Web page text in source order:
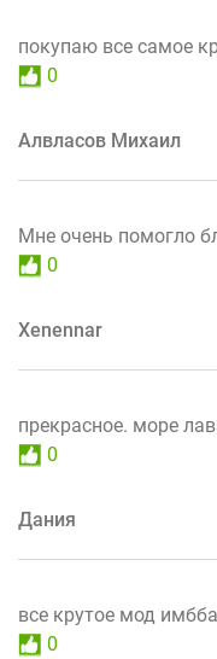
покупаю все самое
0
Алвласов Михаил
Мне очень помогло
0
Xenennar
прекрасное. море
0
Дания
все крутое мод
0